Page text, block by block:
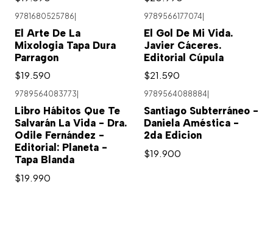
9781680525786
El Arte De La
Mixologia Tapa Dura
Parragon
$19.590
9789566177074
El Gol De Mi Vida.
Javier Cáceres.
Editorial Cúpula
$21.590
9789564083773
Libro Hábitos Que Te
Salvarán La Vida - Dra.
Odile Fernández -
Editorial: Planeta -
Tapa Blanda
$19.990
9789564088884
Santiago Subterráneo -
Daniela Améstica -
2da Edicion
$19.900